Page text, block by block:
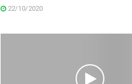
22/10/2020